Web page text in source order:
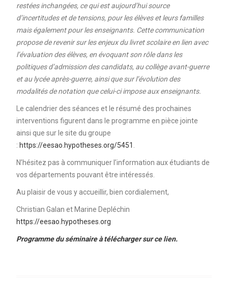
restées inchangées, ce qui est aujourd’hui source
d’incertitudes et de tensions, pour les élèves et leurs familles
mais également pour les enseignants. Cette communication
propose de revenir sur les enjeux du livret scolaire en lien avec
l’évaluation des élèves, en évoquant son rôle dans les
politiques d’admission des candidats, au collège avant-guerre
et au lycée après-guerre, ainsi que sur l’évolution des
modalités de notation que celui-ci impose aux enseignants.
Le calendrier des séances et le résumé des prochaines
interventions figurent dans le programme en pièce jointe
ainsi que sur le site du groupe
: https://eesao.hypotheses.org/5451
N’hésitez pas à communiquer l’information aux étudiants de
vos départements pouvant être intéressés.
Au plaisir de vous y accueillir, bien cordialement,
Christian Galan et Marine Depléchin
https://eesao.hypotheses.org
Programme du séminaire à télécharger sur ce lien.